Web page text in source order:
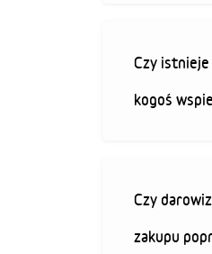
Czy
kogoś
Czy
zakupu